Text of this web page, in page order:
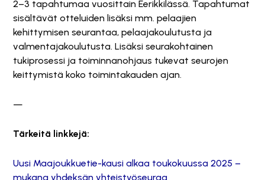
2–3 tapahtumaa vuosittain Eerikkilässä. Tapahtumat
sisältävät otteluiden lisäksi mm. pelaajien
kehittymisen seurantaa, pelaajakoulutusta ja
valmentajakoulutusta. Lisäksi seurakohtainen
tukiprosessi ja toiminnanohjaus tukevat seurojen
keittymistä koko toimintakauden ajan.
—
Tärkeitä linkkejä:
Uusi Maajoukkuetie-kausi alkaa toukokuussa 2025 –
mukana yhdeksän yhteistyöseuraa